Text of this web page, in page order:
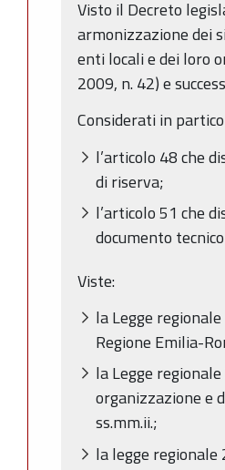
Visto il Decreto
armonizzazione dei
enti locali e dei loro
2009, n. 42) e
Considerati in
l’articolo 48 che
di riserva;
l’articolo 51 che
documento
Viste:
la Legge
Regione Emilia-
la Legge
organizzazione e
ss.mm.ii.;
la legge